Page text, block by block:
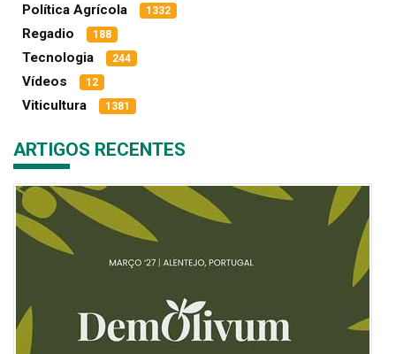
Política Agrícola 1332
Regadio 188
Tecnologia 244
Vídeos 12
Viticultura 1381
ARTIGOS RECENTES